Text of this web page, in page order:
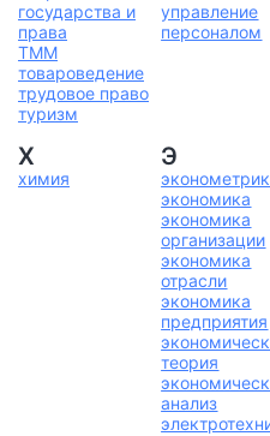
государства и
права
ТММ
товароведение
трудовое право
туризм
управление
персоналом
Х
химия
Э
экономика
экономика
организации
экономика
отрасли
экономика
предприятия
теория
анализ